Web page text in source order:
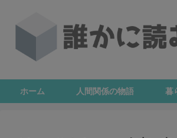
ホーム 人間関係の物語 暮